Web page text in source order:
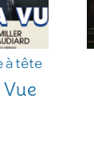
à tête